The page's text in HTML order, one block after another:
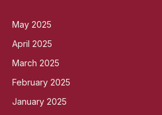
May 2025
April 2025
March 2025
February 2025
January 2025